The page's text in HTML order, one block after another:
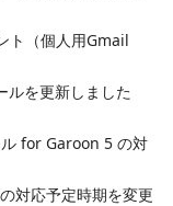
ト（個人用Gmail
を更新しました
for Garoon 5 の対
対応予定時期を変更